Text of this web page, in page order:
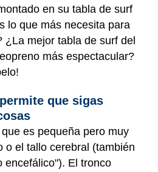
en su tabla de surf
lo que más necesita para
¿La mejor tabla de surf del
más espectacular?
que sigas
es pequeña pero muy
o el tallo cerebral (también
encefálico"). El tronco